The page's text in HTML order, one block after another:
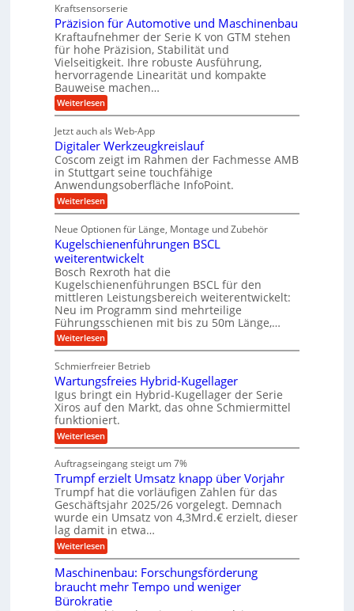
h
w
n
d
e
t
r
i
e
b
e
f
ü
r
r
a
u
e
U
m
g
e
b
u
n
g
e
n
n
d
A
u
f
t
r
g
s
e
i
n
g
a
n
g
l
o
s
e
,
w
e
n
i
g
e
r
S
t
e
l
l
e
n
h
n
s
t
a
n
g
e
n
g
t
r
i
e
b
e
f
ü
p
r
ä
z
i
s
e
H
u
b
b
w
e
g
u
n
g
e
n
Kraftsensorserie
Präzision für Automotive und Maschinenbau
Kraftaufnehmer der Serie K von GTM stehen
für hohe Präzision, Stabilität und
Vielseitigkeit. Ihre robuste Ausführung,
hervorragende Linearität und kompakte
Bauweise machen…
Weiterlesen:
P
ä
z
i
s
i
o
n
f
r
A
u
t
o
m
o
t
i
v
e
n
d
M
a
s
c
h
i
e
n
b
a
u
Jetzt auch als Web-App
Digitaler Werkzeugkreislauf
Coscom zeigt im Rahmen der Fachmesse AMB
in Stuttgart seine touchfähige
Anwendungsoberfläche InfoPoint.
Weiterlesen:
D
g
i
t
a
l
e
r
W
e
r
k
z
e
u
g
k
r
e
i
s
a
u
f
Neue Optionen für Länge, Montage und Zubehör
Kugelschienenführungen BSCL
weiterentwickelt
Bosch Rexroth hat die
Kugelschienenführungen BSCL für den
mittleren Leistungsbereich weiterentwickelt:
Neu im Programm sind mehrteilige
Führungsschienen mit bis zu 50m Länge,…
Weiterlesen:
K
g
e
l
s
c
h
i
e
e
n
f
ü
h
r
u
n
g
e
n
B
S
Schmierfreier Betrieb
Wartungsfreies Hybrid-Kugellager
Igus bringt ein Hybrid-Kugellager der Serie
Xiros auf den Markt, das ohne Schmiermittel
funktioniert.
Weiterlesen:
W
r
t
u
n
g
s
f
r
e
e
s
H
Auftragseingang steigt um 7%
Trumpf erzielt Umsatz knapp über Vorjahr
Trumpf hat die vorläufigen Zahlen für das
Geschäftsjahr 2025/26 vorgelegt. Demnach
wurde ein Umsatz von 4,3Mrd.€ erzielt, dieser
lag damit in etwa…
Weiterlesen:
T
u
m
p
Maschinenbau: Forschungsförderung
braucht mehr Tempo und weniger
Bürokratie